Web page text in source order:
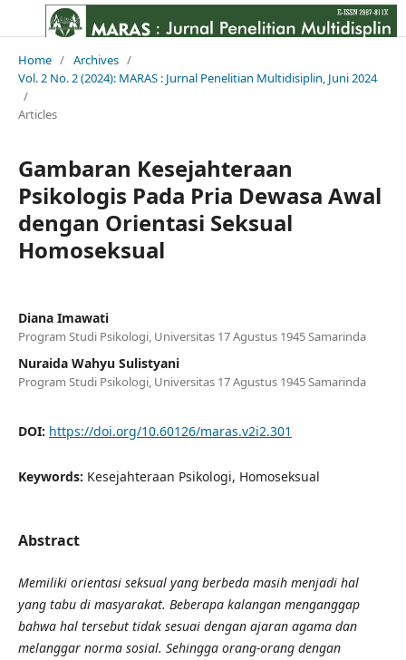
Home / Archives /
Vol. 2 No. 2 (2024): MARAS : Jurnal Penelitian Multidisiplin, Juni 2024
/
Articles
Gambaran Kesejahteraan
Psikologis Pada Pria Dewasa Awal
dengan Orientasi Seksual
Homoseksual
Diana Imawati
Program Studi Psikologi, Universitas 17 Agustus 1945 Samarinda
Nuraida Wahyu Sulistyani
Program Studi Psikologi, Universitas 17 Agustus 1945 Samarinda
DOI: https://doi.org/10.60126/maras.v2i2.301
Keywords: Kesejahteraan Psikologi, Homoseksual
Abstract
Memiliki orientasi seksual yang berbeda masih menjadi hal
yang tabu di masyarakat. Beberapa kalangan menganggap
bahwa hal tersebut tidak sesuai dengan ajaran agama dan
melanggar norma sosial. Sehingga orang-orang dengan